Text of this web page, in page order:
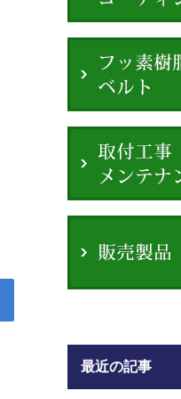
最近の記事